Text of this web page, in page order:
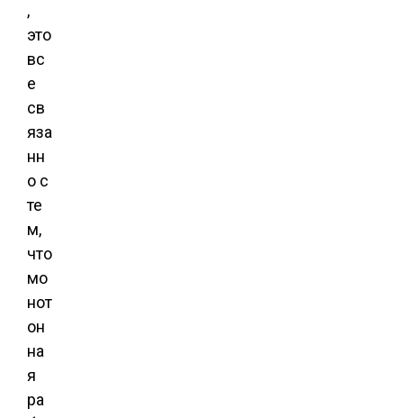
,
это
вс
е
св
яза
нн
о с
те
м,
что
мо
нот
он
на
я
ра